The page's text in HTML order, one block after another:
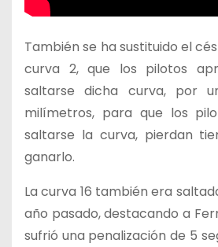
También se ha sustituido el
curva 2, que los pilotos
saltarse dicha curva, por
milímetros, para que los
saltarse la curva, pierdan
ganarlo.
La curva 16 también era
año pasado, destacando a
sufrió una penalización de 5